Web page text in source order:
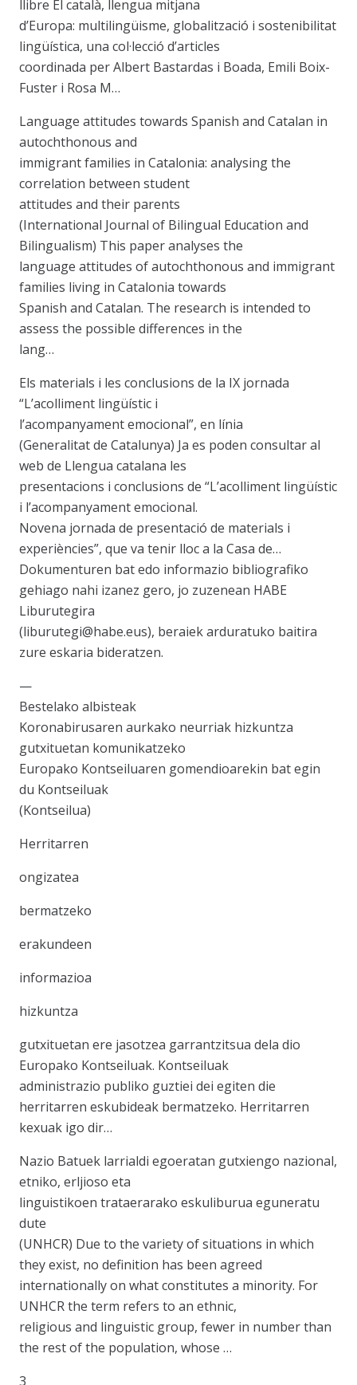
llibre El català, llengua mitjana
d’Europa: multilingüisme, globalització i sostenibilitat
lingüística, una col·lecció d’articles
coordinada per Albert Bastardas i Boada, Emili Boix-
Fuster i Rosa M…
Language attitudes towards Spanish and Catalan in
autochthonous and
immigrant families in Catalonia: analysing the
correlation between student
attitudes and their parents
(International Journal of Bilingual Education and
Bilingualism) This paper analyses the
language attitudes of autochthonous and immigrant
families living in Catalonia towards
Spanish and Catalan. The research is intended to
assess the possible differences in the
lang…
Els materials i les conclusions de la IX jornada
“L’acolliment lingüístic i
l’acompanyament emocional”, en línia
(Generalitat de Catalunya) Ja es poden consultar al
web de Llengua catalana les
presentacions i conclusions de “L’acolliment lingüístic
i l’acompanyament emocional.
Novena jornada de presentació de materials i
experiències”, que va tenir lloc a la Casa de…
Dokumenturen bat edo informazio bibliografiko
gehiago nahi izanez gero, jo zuzenean HABE
Liburutegira
(liburutegi@habe.eus), beraiek arduratuko baitira
zure eskaria bideratzen.
—
Bestelako albisteak
Koronabirusaren aurkako neurriak hizkuntza
gutxituetan komunikatzeko
Europako Kontseiluaren gomendioarekin bat egin
du Kontseiluak
(Kontseilua)
Herritarren
ongizatea
bermatzeko
erakundeen
informazioa
hizkuntza
gutxituetan ere jasotzea garrantzitsua dela dio
Europako Kontseiluak. Kontseiluak
administrazio publiko guztiei dei egiten die
herritarren eskubideak bermatzeko. Herritarren
kexuak igo dir…
Nazio Batuek larrialdi egoeratan gutxiengo nazional,
etniko, erljioso eta
linguistikoen trataerarako eskuliburua eguneratu
dute
(UNHCR) Due to the variety of situations in which
they exist, no definition has been agreed
internationally on what constitutes a minority. For
UNHCR the term refers to an ethnic,
religious and linguistic group, fewer in number than
the rest of the population, whose …
3